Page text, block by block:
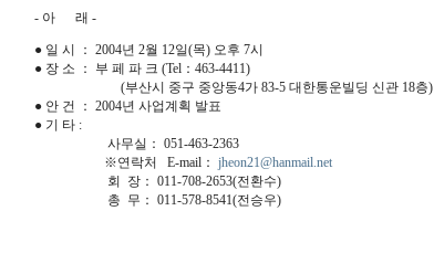
- 아 래 -
● 일 시 ： 2004년 2월 12일(목) 오후 7시
● 장 소 ： 부 페 파 크 (Tel：463-4411)
(부산시 중구 중앙동4가 83-5 대한통운빌딩 신관 18층)
● 안 건 ： 2004년 사업계획 발표
● 기 타 :
사무실： 051-463-2363
※연락처 E-mail： jheon21@hanmail.net
회 장： 011-708-2653(전환수)
총 무： 011-578-8541(전승우)